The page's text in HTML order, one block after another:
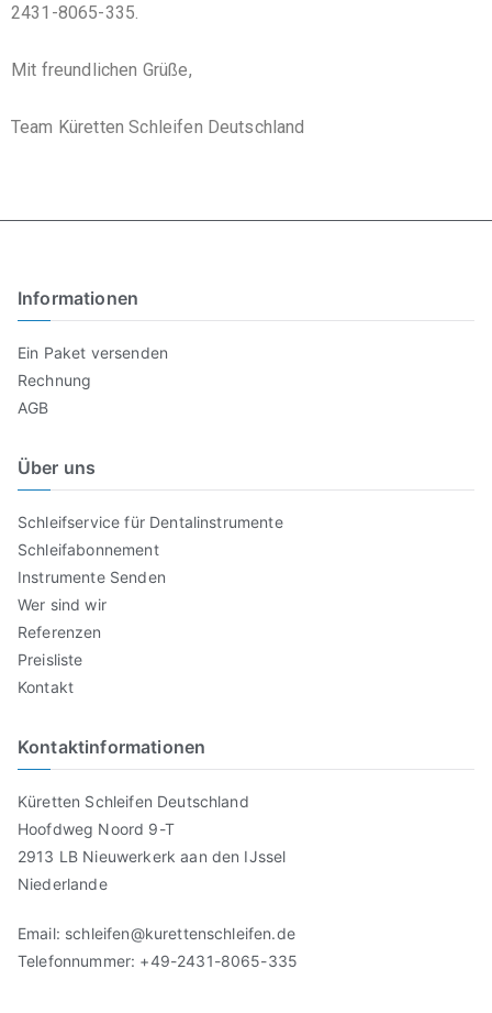
2431-8065-335.
Mit freundlichen Grüße,
Team Küretten Schleifen Deutschland
Informationen
Ein Paket versenden
Rechnung
AGB
Über uns
Schleifservice für Dentalinstrumente
Schleifabonnement
Instrumente Senden
Wer sind wir
Referenzen
Preisliste
Kontakt
Kontaktinformationen
Küretten Schleifen Deutschland
Hoofdweg Noord 9-T
2913 LB Nieuwerkerk aan den IJssel
Niederlande
Email: schleifen@kurettenschleifen.de
Telefonnummer: +49-2431-8065-335